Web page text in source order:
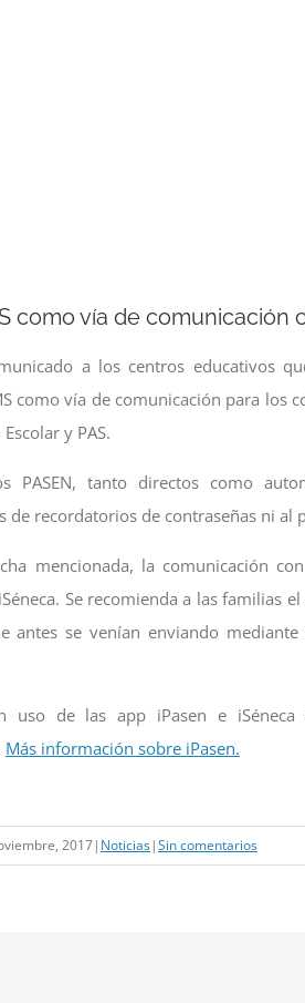
como vía de comunicación
a los centros educativos
como vía de comunicación para los
y PAS.
PASEN, tanto directos como
de recordatorios de contraseñas ni al
mencionada, la comunicación
Se recomienda a las familias
se venían enviando mediante
uso de las app iPasen e
Más información sobre iPasen.
2017| Noticias|Sin comentarios